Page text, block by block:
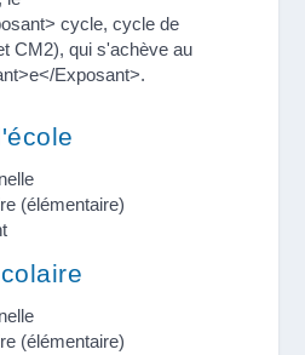
cycle, cycle de
CM2), qui s'achève au
Exposant>.
(élémentaire)
(élémentaire)